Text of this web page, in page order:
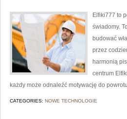
Elfiki777 to
świadomy.
budować
przez
harmonią
centrum
każdy może odnaleźć motywację do
CATEGORIES: NOWE TECHNOLOGIE